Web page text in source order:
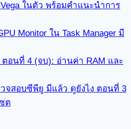
ในตัว พร้อมคำแนะนำการ
Monitor ใน Task Manager มี
ตอนที่ 4 (จบ): อ่านค่า RAM และ
จสอบซีพียู มีแล้ว ดูยังไง ตอนที่ 3
ต